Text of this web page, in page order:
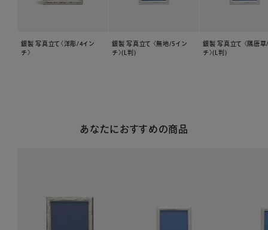
銀製 写真立て〈洋彫/4イン
チ〉
銀製 写真立て 〈無地/5イン
チ〉(L判)
銀製 写真立て 〈隅唐
チ〉(L判)
あなたにおすすめの商品